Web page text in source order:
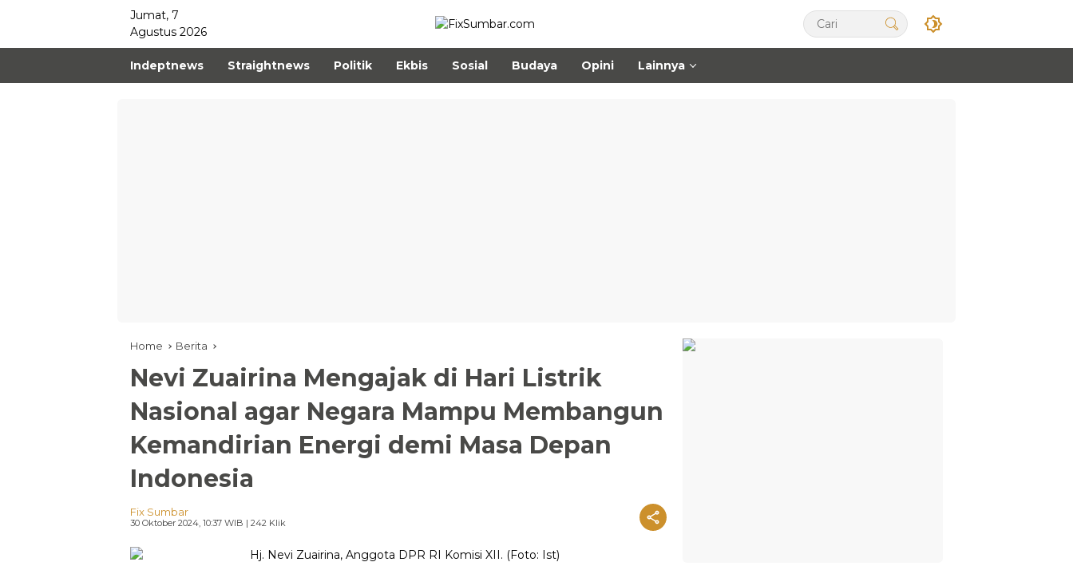
Jumat, 7
Agustus 2026
Indeptnews Straightnews Politik Ekbis Sosial Budaya Opini Lainnya
Home Berita
Nevi Zuairina Mengajak di Hari Listrik
Nasional agar Negara Mampu Membangun
Kemandirian Energi demi Masa Depan
Indonesia
Fix Sumbar
30 Oktober 2024, 10:37 WIB | 242 Klik